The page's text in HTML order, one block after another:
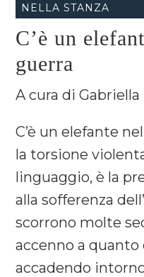
NELLA STANZA
C’è un
guerra
A cura di
C’è un elefante
la torsione
linguaggio, è la
alla sofferenza
scorrono molte
accenno a
accadendo